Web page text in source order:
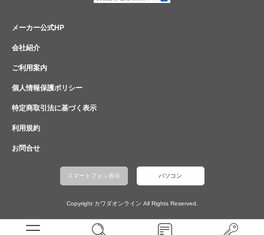
メーカー公式HP
会社紹介
ご利用案内
個人情報保護ポリシー
特定商取引法に基づく表示
利用規約
お問合せ
スマートフォン表示 パソコン
Copyright カワダオンライン All Rights Reserved.